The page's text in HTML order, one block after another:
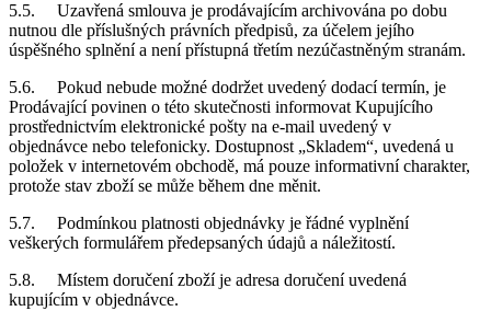
5.5. Uzavřená smlouva je prodávajícím archivována po dobu
nutnou dle příslušných právních předpisů, za účelem jejího
úspěšného splnění a není přístupná třetím nezúčastněným stranám.
5.6. Pokud nebude možné dodržet uvedený dodací termín, je
Prodávající povinen o této skutečnosti informovat Kupujícího
prostřednictvím elektronické pošty na e-mail uvedený v
objednávce nebo telefonicky. Dostupnost „Skladem“, uvedená u
položek v internetovém obchodě, má pouze informativní charakter,
protože stav zboží se může během dne měnit.
5.7. Podmínkou platnosti objednávky je řádné vyplnění
veškerých formulářem předepsaných údajů a náležitostí.
5.8. Místem doručení zboží je adresa doručení uvedená
kupujícím v objednávce.